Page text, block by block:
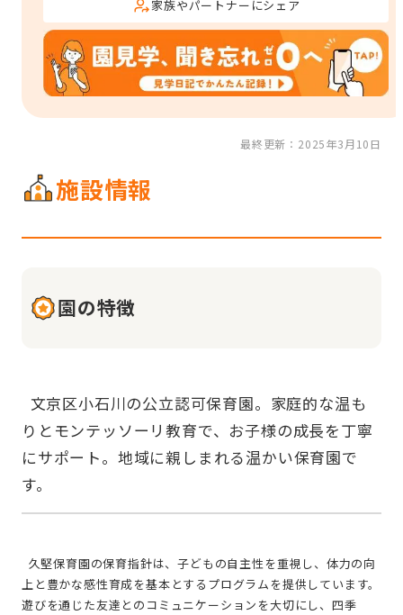
家族やパートナーにシェア
最終更新：2025年3月10日
施設情報
園の特徴
りとモンテッソーリ教育で、お子様の成長を丁寧
にサポート。地域に親しまれる温かい保育園で
上と豊かな感性育成を基本とするプログラムを提供しています。
遊びを通じた友達とのコミュニケーションを大切にし、四季